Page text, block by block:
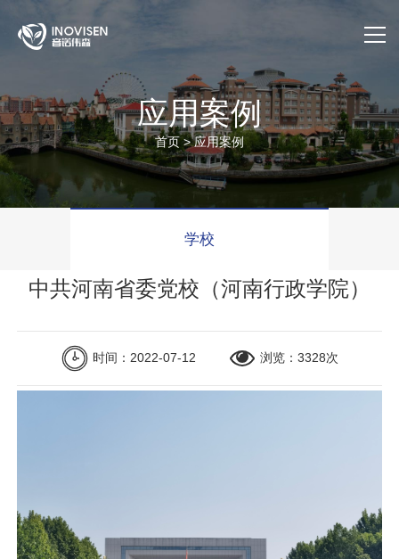
首页
关于我们
产品与服务
售后服务
官方商城
应用案例
首页>应用案例
学校
中共河南省委党校（河南行政学院）
时间：2022-07-12 浏览：3328次